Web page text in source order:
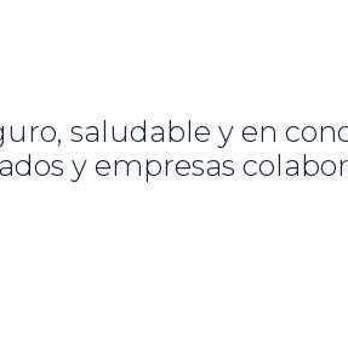
saludable y en
y empresas